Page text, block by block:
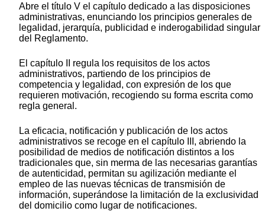
Abre el título V el capítulo dedicado a las disposiciones
administrativas, enunciando los principios generales de
legalidad, jerarquía, publicidad e inderogabilidad singular
del Reglamento.
El capítulo II regula los requisitos de los actos
administrativos, partiendo de los principios de
competencia y legalidad, con expresión de los que
requieren motivación, recogiendo su forma escrita como
regla general.
La eficacia, notificación y publicación de los actos
administrativos se recoge en el capítulo III, abriendo la
posibilidad de medios de notificación distintos a los
tradicionales que, sin merma de las necesarias garantías
de autenticidad, permitan su agilización mediante el
empleo de las nuevas técnicas de transmisión de
información, superándose la limitación de la exclusividad
del domicilio como lugar de notificaciones.